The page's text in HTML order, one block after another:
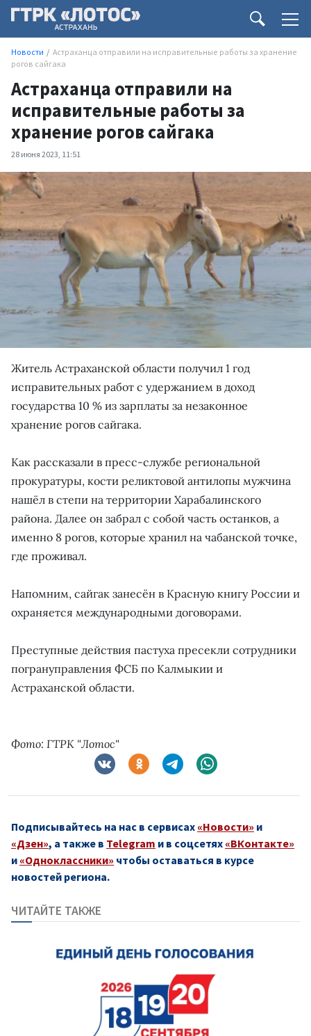
Новости
Астраханца отправили на исправительные работы за хранение
рогов сайгака
Астраханца отправили на
исправительные работы за
хранение рогов сайгака
28 июня 2023, 11:51
Житель Астраханской области получил 1 год
исправительных работ с удержанием в доход
государства 10 % из зарплаты за незаконное
хранение рогов сайгака.
Как рассказали в пресс-службе региональной
прокуратуры, кости реликтовой антилопы мужчина
нашёл в степи на территории Харабалинского
района. Далее он забрал с собой часть останков, а
именно 8 рогов, которые хранил на чабанской точке,
где проживал.
Напомним, сайгак занесён в Красную книгу России и
охраняется международными договорами.
Преступные действия пастуха пресекли сотрудники
погрануправления ФСБ по Калмыкии и
Астраханской области.
Фото: ГТРК "Лотос"
Подписывайтесь на нас в сервисах «Новости» и
«Дзен», а также в Telegram и в соцсетях «ВКонтакте»
и «Одноклассники» чтобы оставаться в курсе
новостей региона.
ЧИТАЙТЕ ТАКЖЕ